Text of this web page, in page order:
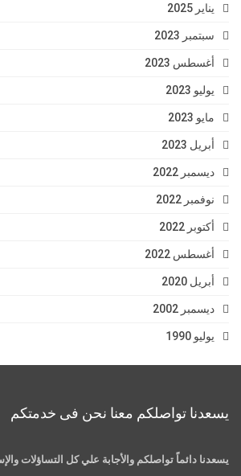
يناير 2025
سبتمبر 2023
أغسطس 2023
يوليو 2023
مايو 2023
أبريل 2023
ديسمبر 2022
نوفمبر 2022
أكتوبر 2022
أغسطس 2022
أبريل 2020
ديسمبر 2002
يوليو 1990
يسعدنا تواصلكم معنا نحن فى خدمتكم
يسعدنا دائماً تواصلكم والأجابة علي كل التساؤلات